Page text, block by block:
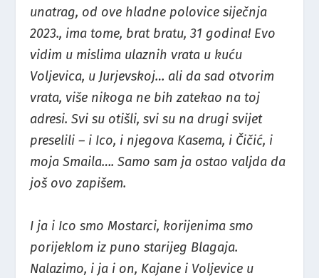
unatrag, od ove hladne polovice siječnja
2023., ima tome, brat bratu, 31 godina! Evo
vidim u mislima ulaznih vrata u kuću
Voljevica, u Jurjevskoj… ali da sad otvorim
vrata, više nikoga ne bih zatekao na toj
adresi. Svi su otišli, svi su na drugi svijet
preselili – i Ico, i njegova Kasema, i Čičić, i
moja Smaila…. Samo sam ja ostao valjda da
još ovo zapišem.
I ja i Ico smo Mostarci, korijenima smo
porijeklom iz puno starijeg Blagaja.
Nalazimo, i ja i on, Kajane i Voljevice u